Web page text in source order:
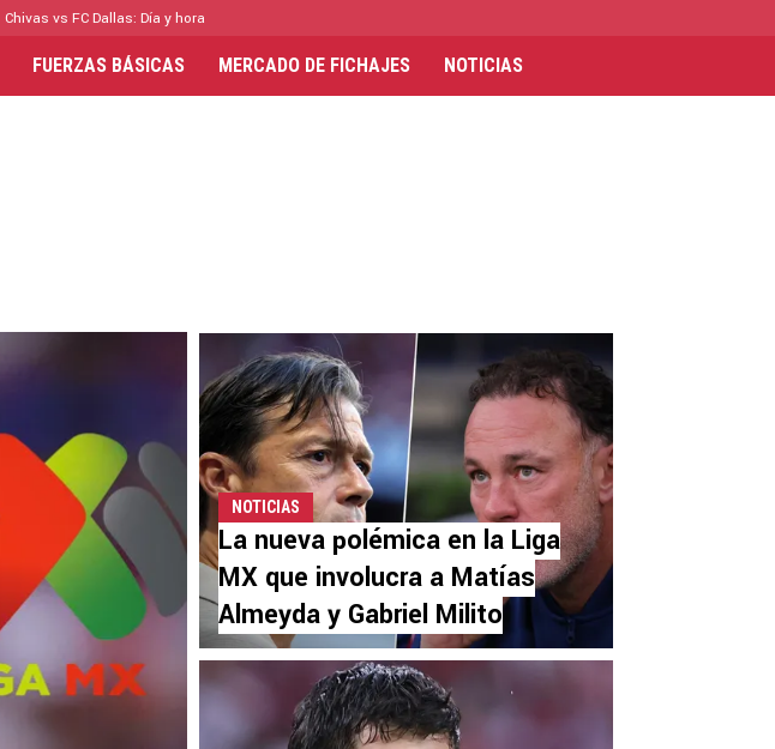
Chivas vs FC Dallas: Día y hora
FUERZAS BÁSICAS MERCADO DE FICHAJES NOTICIAS
NOTICIAS
La nueva polémica en la Liga
MX que involucra a Matías
Almeyda y Gabriel Milito